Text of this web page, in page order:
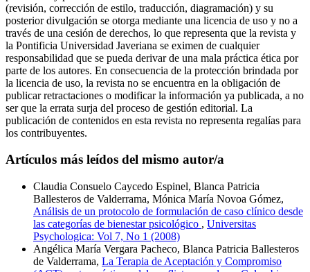
(revisión, corrección de estilo, traducción, diagramación) y su
posterior divulgación se otorga mediante una licencia de uso y no a
través de una cesión de derechos, lo que representa que la revista y
la Pontificia Universidad Javeriana se eximen de cualquier
responsabilidad que se pueda derivar de una mala práctica ética por
parte de los autores. En consecuencia de la protección brindada por
la licencia de uso, la revista no se encuentra en la obligación de
publicar retractaciones o modificar la información ya publicada, a no
ser que la errata surja del proceso de gestión editorial. La
publicación de contenidos en esta revista no representa regalías para
los contribuyentes.
Artículos más leídos del mismo autor/a
Claudia Consuelo Caycedo Espinel, Blanca Patricia
Ballesteros de Valderrama, Mónica María Novoa Gómez,
Análisis de un protocolo de formulación de caso clínico desde
las categorías de bienestar psicológico , Universitas
Psychologica: Vol 7, No 1 (2008)
Angélica María Vergara Pacheco, Blanca Patricia Ballesteros
de Valderrama, La Terapia de Aceptación y Compromiso